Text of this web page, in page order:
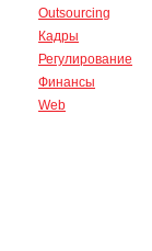
Outsourcing
Кадры
Регулирование
Финансы
Web